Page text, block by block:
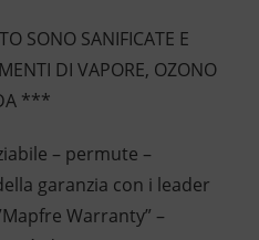
SONO SANIFICATE E
DI VAPORE, OZONO
***
– permute –
garanzia con i leader
Warranty” –